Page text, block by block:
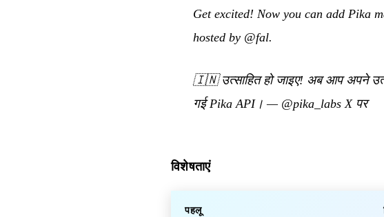
Get excited! Now you can add Pika
hosted by @fal.
🇮🇳उत्साहित हो जाइए! अब आप अपने
गई Pika API। — @pika_labs X पर
विशेषताएं
पहलू